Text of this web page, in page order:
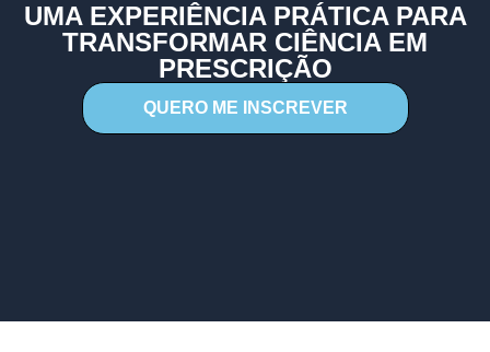
UMA EXPERIÊNCIA PRÁTICA PARA
TRANSFORMAR CIÊNCIA EM
PRESCRIÇÃO
QUERO ME INSCREVER